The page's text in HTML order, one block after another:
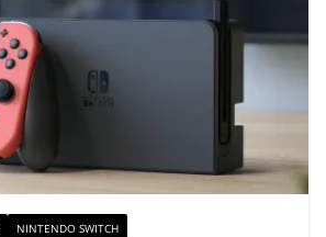
NINTENDO SWITCH